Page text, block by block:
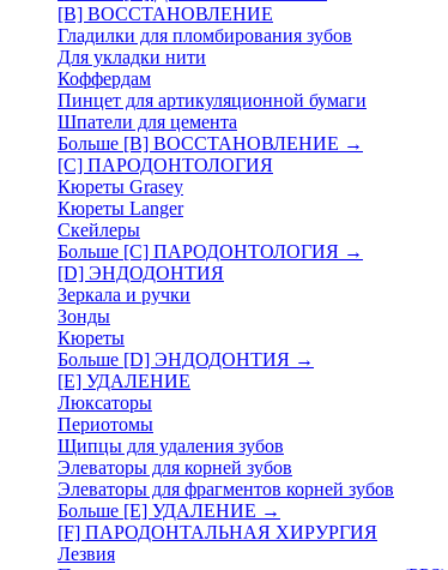
[B] ВОССТАНОВЛЕНИЕ
Гладилки для пломбирования зубов
Для укладки нити
Коффердам
Пинцет для артикуляционной бумаги
Шпатели для цемента
Больше [B] ВОССТАНОВЛЕНИЕ →
[C] ПАРОДОНТОЛОГИЯ
Кюреты Grasey
Кюреты Langer
Скейлеры
Больше [C] ПАРОДОНТОЛОГИЯ →
[D] ЭНДОДОНТИЯ
Зеркала и ручки
Зонды
Кюреты
Больше [D] ЭНДОДОНТИЯ →
[E] УДАЛЕНИЕ
Люксаторы
Периотомы
Щипцы для удаления зубов
Элеваторы для корней зубов
Элеваторы для фрагментов корней зубов
Больше [E] УДАЛЕНИЕ →
[F] ПАРОДОНТАЛЬНАЯ ХИРУРГИЯ
Лезвия